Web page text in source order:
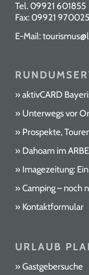
Tel.09921 601855
Fax: 09921
E-Mail:
aktivCARD
Unterwegs vor
Prospekte,
Dahoam im
Imagezeitung:
Camping – noch
Kontaktformular
URLAUB
Gastgebersuche